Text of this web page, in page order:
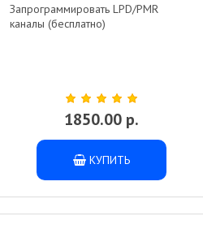
Запрограммировать LPD/PMR
каналы (бесплатно)
1850.00 р.
КУПИТЬ